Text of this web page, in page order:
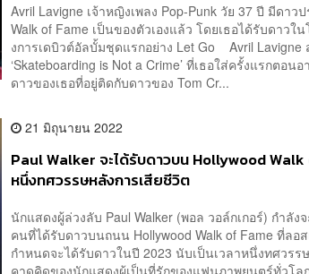
Avril Lavigne เจ้าหญิงเพลง Pop-Punk วัย 37 ปี มีดา
Walk of Fame เป็นของตัวเองแล้ว โดยเธอได้รับดาวใ
งการเดบิวต์อัลบั้มชุดแรกอย่าง Let Go Avril Lavigne
‘Skateboarding is Not a Crime’ ที่เธอใส่ครั้งแรกตอน
ดาวของเธอที่อยู่ติดกับดาวของ Tom Cr...
21 มิถุนายน 2022
Paul Walker จะได้รับดาวบน Hollywood
หนึ่งทศวรรษหลังการเสียชีวิต
นักแสดงผู้ล่วงลับ Paul Walker (พอล วอล์กเกอร์) กำลัง
คนที่ได้รับดาวบนถนน Hollywood Walk of Fame ที่ลอ
กำหนดจะได้รับดาวในปี 2023 นับเป็นเวลาหนึ่งทศวรร